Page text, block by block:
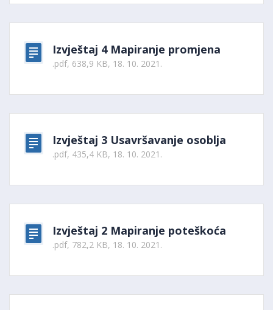
Izvještaj 4 Mapiranje promjena
.pdf, 638,9 KB, 18. 10. 2021.
Izvještaj 3 Usavršavanje osoblja
.pdf, 435,4 KB, 18. 10. 2021.
Izvještaj 2 Mapiranje poteškoća
.pdf, 782,2 KB, 18. 10. 2021.